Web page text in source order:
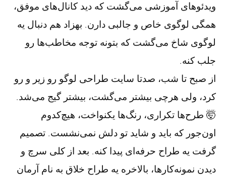
ویدئوهای آموزشی می‌گشت که دید کانال‌های موفق،
همگی لوگوی خاص و جالبی دارن. بهزاد هم دنبال یه
لوگوی شاخ می‌گشت که بتونه توجه مخاطب‌ها رو
جلب کنه.
از صبح تا شب، صدتا سایت طراحی لوگو رو زیر و رو
کرد، ولی هرچی بیشتر می‌گشت، بیشتر گیج می‌شد.
🤯‌ طرح‌ها تکراری، رنگ‌ها یکنواخت، هیچ‌کدوم
اون‌جور که باید و شاید تو دلش نمی‌نشست. تصمیم
گرفت یه طراح حرفه‌ای پیدا کنه. بعد از کلی سرچ و
دیدن نمونه‌کارها، بالاخره یه طراح خلاق به نام آرمان